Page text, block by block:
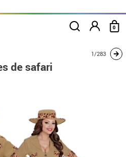
0
Casal de exploradores de safari
1/283
de safari